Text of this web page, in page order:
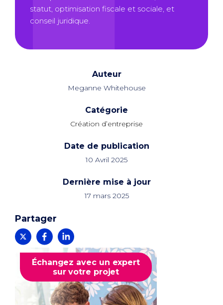
statut, optimisation fiscale et sociale, et
conseil juridique.
Auteur
Meganne Whitehouse
Catégorie
Création d’entreprise
Date de publication
10 Avril 2025
Dernière mise à jour
17 mars 2025
Partager
Échangez avec un expert
sur votre projet